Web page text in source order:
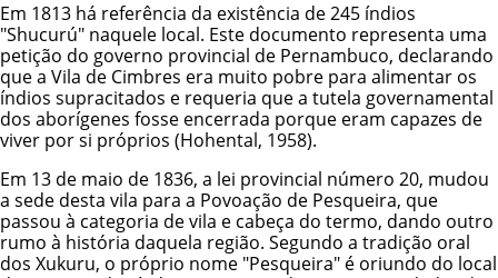
Em 1813 há referência da existência de 245 índios
"Shucurú" naquele local. Este documento representa uma
petição do governo provincial de Pernambuco, declarando
que a Vila de Cimbres era muito pobre para alimentar os
índios supracitados e requeria que a tutela governamental
dos aborígenes fosse encerrada porque eram capazes de
viver por si próprios (Hohental, 1958).
Em 13 de maio de 1836, a lei provincial número 20, mudou
a sede desta vila para a Povoação de Pesqueira, que
passou à categoria de vila e cabeça do termo, dando outro
rumo à história daquela região. Segundo a tradição oral
dos Xukuru, o próprio nome "Pesqueira" é oriundo do local